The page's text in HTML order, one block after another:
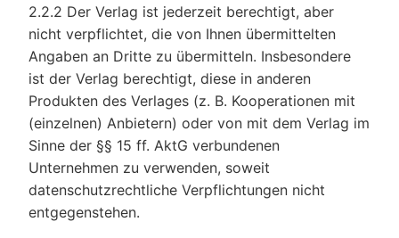
2.2.2 Der Verlag ist jederzeit berechtigt, aber
nicht verpflichtet, die von Ihnen übermittelten
Angaben an Dritte zu übermitteln. Insbesondere
ist der Verlag berechtigt, diese in anderen
Produkten des Verlages (z. B. Kooperationen mit
(einzelnen) Anbietern) oder von mit dem Verlag im
Sinne der §§ 15 ff. AktG verbundenen
Unternehmen zu verwenden, soweit
datenschutzrechtliche Verpflichtungen nicht
entgegenstehen.